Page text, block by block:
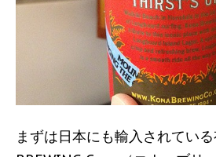
まずは日本にも輸入されてい